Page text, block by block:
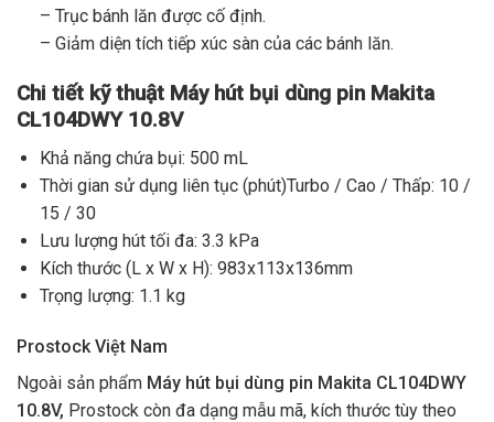
– Trục bánh lăn được cố định.
– Giảm diện tích tiếp xúc sàn của các bánh lăn.
Chi tiết kỹ thuật Máy hút bụi dùng pin Makita
CL104DWY 10.8V
Khả năng chứa bụi: 500 mL
Thời gian sử dụng liên tục (phút)Turbo / Cao / Thấp: 10 /
15 / 30
Lưu lượng hút tối đa: 3.3 kPa
Kích thước (L x W x H): 983x113x136mm
Trọng lượng: 1.1 kg
Prostock Việt Nam
Ngoài sản phẩm Máy hút bụi dùng pin Makita CL104DWY
10.8V, Prostock còn đa dạng mẫu mã, kích thước tùy theo